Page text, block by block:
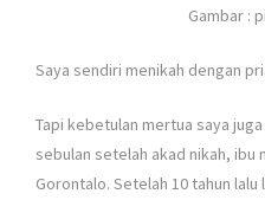
Gambar :
Saya sendiri menikah dengan
Tapi kebetulan mertua saya
sebulan setelah akad nikah,
Gorontalo. Setelah 10 tahun